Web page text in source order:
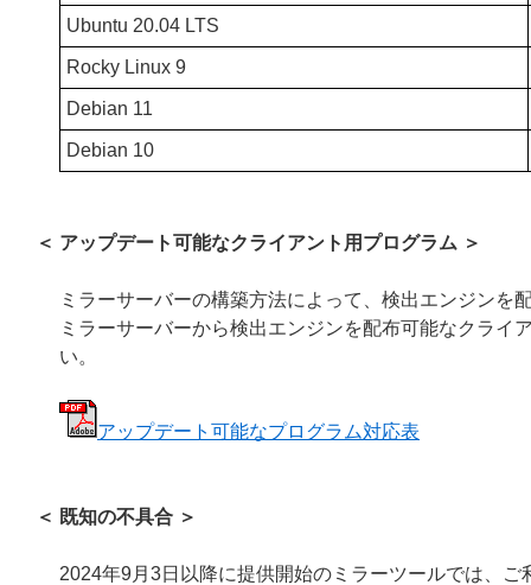
Ubuntu 20.04 LTS
Rocky Linux 9
Debian 11
Debian 10
＜ アップデート可能なクライアント用プログラム ＞
ミラーサーバーの構築方法によって、検出エンジンを
ミラーサーバーから検出エンジンを配布可能なクラ
い。
アップデート可能なプログラム対応表
＜ 既知の不具合 ＞
2024年9月3日以降に提供開始のミラーツールでは、